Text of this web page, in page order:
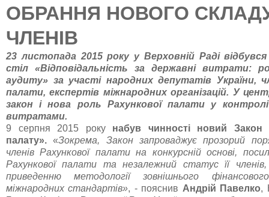
ОБРАННЯ НОВОГО СКЛАДУ
ЧЛЕНІВ
23 листопада 2015 року у Верховній Раді відбувся
стіл «Відповідальність за державні витрати:
аудиту» за участі народних депутатів України,
палати, експертів міжнародних організацій. У
закон і нова роль Рахункової палати у
витратами.
9 серпня 2015 року набув чинності новий Закон
палату». «Зокрема, Закон запроваджує прозорий
членів Рахункової палати на конкурсній основі,
Рахункової палати та незалежний статус її
приведенню методології зовнішнього
міжнародних стандартів», - пояснив Андрій Павелко,